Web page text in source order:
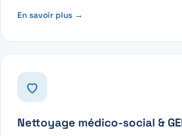
En savoir plus →
Nettoyage médico-social &